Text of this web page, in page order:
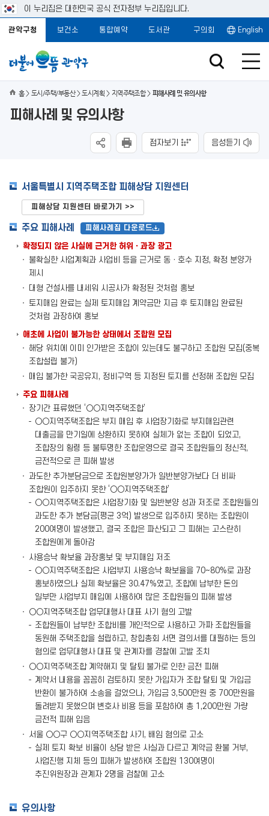
이 누리집은 대한민국 공식 전자정부 누리집입니다.
관악구청 보건소 통합예약 도서관 구의회 English
홈 도시/주택/부동산 도시계획 지역주택조합 피해사례 및 유의사항
피해사례 및 유의사항
점자보기 음성듣기
서울특별시 지역주택조합 피해상담 지원센터
피해상담 지원센터 바로가기 >>
주요 피해사례 피해사례집 다운로드
확정되지 않은 사실에 근거한 허위ㆍ과장 광고
불확실한 사업계획과 사업비 등을 근거로 동ㆍ호수 지정, 확정 분양가
제시
대형 건설사를 내세워 시공사가 확정된 것처럼 홍보
토지매입 완료는 실제 토지매입 계약금만 지급 후 토지매입 완료된
것처럼 과장하여 홍보
애초에 사업이 불가능한 상태에서 조합원 모집
해당 위치에 이미 인가받은 조합이 있는데도 불구하고 조합원 모집(중복
조합설립 불가)
매입 불가한 국공유지, 정비구역 등 지정된 토지를 선정해 조합원 모집
주요 피해사례
장기간 표류했던 ‘○○지역주택조합’
○○지역주택조합은 부지 매입 후 사업장기화로 부지매입관련
대출금을 만기일에 상환하지 못하여 실체가 없는 조합이 되었고,
조합장의 횡령 등 불투명한 조합운영으로 결국 조합원들의 정신적,
금전적으로 큰 피해 발생
과도한 추가분담금으로 조합원분양가가 일반분양가보다 더 비싸
조합원이 입주하지 못한 ‘○○지역주택조합’
○○지역주택조합은 사업장기화 및 일반분양 성과 저조로 조합원들의
과도한 추가 분담금(평균 3억) 발생으로 입주하지 못하는 조합원이
200여명이 발생했고, 결국 조합은 파산되고 그 피해는 고스란히
조합원에게 돌아감
사용승낙 확보율 과장홍보 및 부지매입 저조
○○지역주택조합은 사업부지 사용승낙 확보율을 70~80%로 과장
홍보하였으나 실제 확보율은 30.47%였고, 조합에 납부한 돈의
일부만 사업부지 매입에 사용하여 많은 조합원들의 피해 발생
○○지역주택조합 업무대행사 대표 사기 혐의 고발
조합원들이 납부한 조합비를 개인적으로 사용하고 가짜 조합원들을
동원해 주택조합을 설립하고, 창힙총회 서면 결의서를 대필하는 등의
혐의로 업무대행사 대표 및 관계자를 경찰에 고발 조치
○○지역주택조합 계약해지 및 탈퇴 불가로 인한 금전 피해
계약서 내용을 꼼꼼히 검토하지 못한 가입자가 조합 탈퇴 및 가입금
반환이 불가하여 소송을 걸었으나, 가입금 3,500만원 중 700만원을
돌려받지 못했으며 변호사 비용 등을 포함하여 총 1,200만원 가량
금전적 피해 입음
서울 ○○구 ○○지역주택조합 사기, 배임 혐의로 고소
실제 토지 확보 비율이 상담 받은 사실과 다르고 계약금 환불 거부,
사업진행 지체 등의 피해가 발생하여 조합원 130여명이
추진위원장과 관계자 2명을 검찰에 고소
유의사항